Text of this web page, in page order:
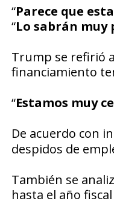
“Parece que
“Lo sabrán muy
Trump se refirió
financiamiento
“Estamos muy
De acuerdo con
despidos de
También se
hasta el año fiscal